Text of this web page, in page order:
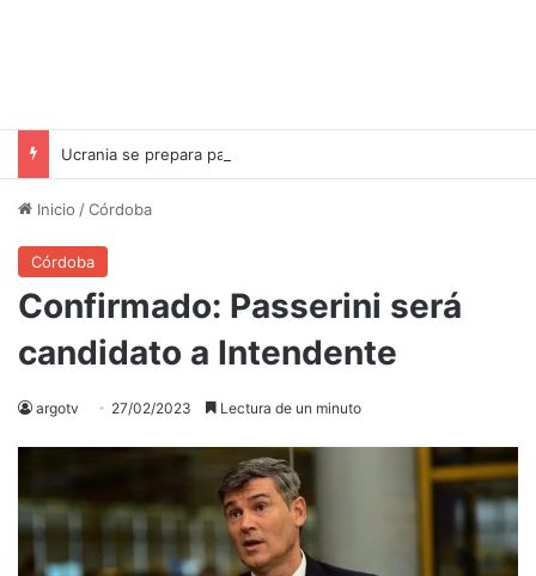
Inicio /Córdoba
Córdoba
Confirmado: Passerini será
candidato a Intendente
argotv 27/02/2023 Lectura de un minuto